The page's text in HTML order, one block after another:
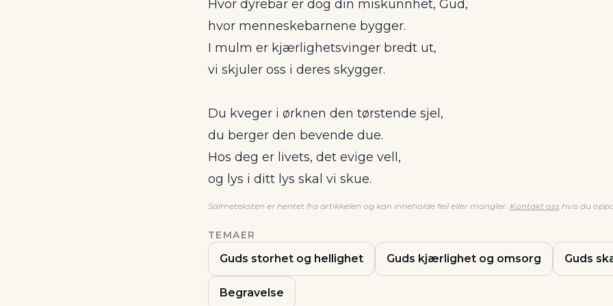
Hvor dyrebar er dog din miskunnhet, Gud,
hvor menneskebarnene bygger.
I mulm er kjærlighetsvinger bredt ut,
vi skjuler oss i deres skygger.
Du kveger i ørknen den tørstende sjel,
du berger den bevende due.
Hos deg er livets, det evige vell,
og lys i ditt lys skal vi skue.
Salmeteksten er hentet fra artikkelen og kan inneholde feil eller mangler. Kontakt oss hvis du
TEMAER
Guds storhet og hellighet Guds kjærlighet og omsorg Guds
Begravelse